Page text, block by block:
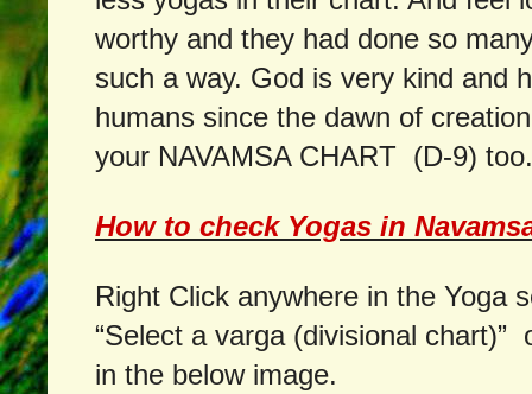
worthy and they had done so
such a way. God is very kind and
humans since the dawn of
your NAVAMSA CHART (D-9) too.
How to check Yogas in
Right Click anywhere in the Yoga
“Select a varga (divisional chart)”
in the below image.